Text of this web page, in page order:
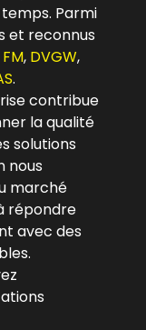
Parmi
et reconnus
FM, DVGW,
.
contribue
la qualité
solutions
nous
marché
répondre
avec des